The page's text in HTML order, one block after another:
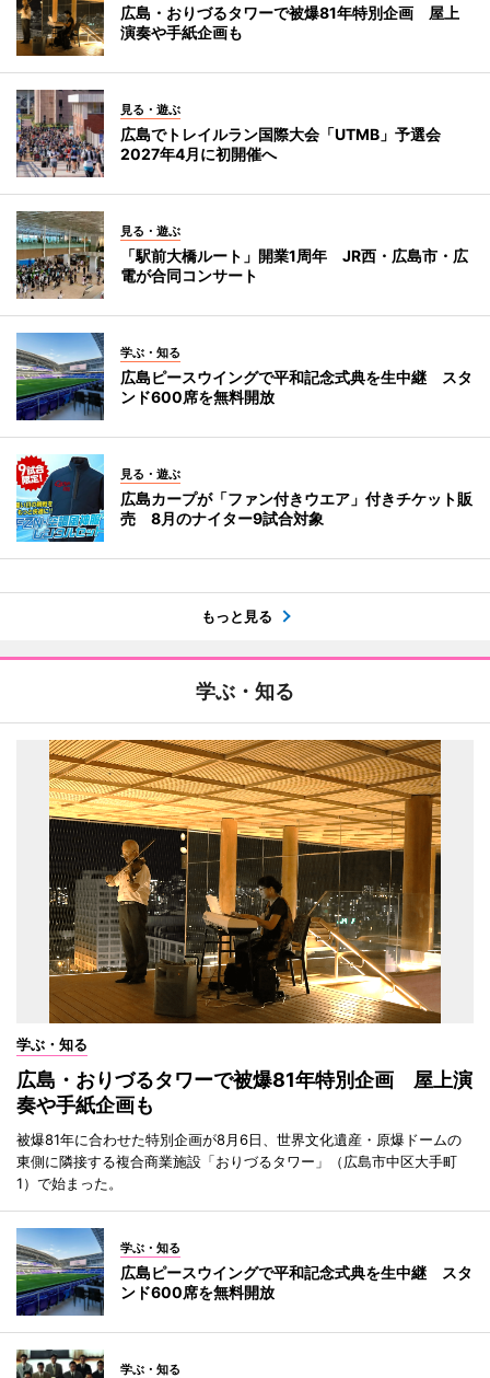
広島・おりづるタワーで被爆81年特別企画 屋上
演奏や手紙企画も
見る・遊ぶ
広島でトレイルラン国際大会「UTMB」予選会
2027年4月に初開催へ
見る・遊ぶ
「駅前大橋ルート」開業1周年 JR西・広島市・広
電が合同コンサート
学ぶ・知る
広島ピースウイングで平和記念式典を生中継 スタ
ンド600席を無料開放
見る・遊ぶ
広島カープが「ファン付きウエア」付きチケット販
売 8月のナイター9試合対象
もっと見る
学ぶ・知る
学ぶ・知る
広島・おりづるタワーで被爆81年特別企画 屋上演
奏や手紙企画も
被爆81年に合わせた特別企画が8月6日、世界文化遺産・原爆ドームの
東側に隣接する複合商業施設「おりづるタワー」（広島市中区大手町
1）で始まった。
学ぶ・知る
広島ピースウイングで平和記念式典を生中継 スタ
ンド600席を無料開放
学ぶ・知る